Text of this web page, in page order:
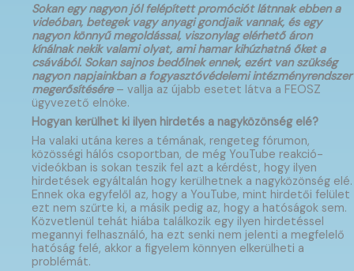
Sokan egy nagyon jól felépített promóciót látnnak ebben a
videóban, betegek vagy anyagi gondjaik vannak, és egy
nagyon könnyű megoldással, viszonylag elérhető áron
kínálnak nekik valami olyat, ami hamar kihúzhatná őket a
csávából. Sokan sajnos bedőlnek ennek, ezért van szükség
nagyon napjainkban a fogyasztóvédelemi intézményrendszer
megerősítésére– vallja az újabb esetet látva a FEOSZ
ügyvezető elnöke.
Hogyan kerülhet ki ilyen hirdetés a nagyközönség elé?
Ha valaki utána keres a témának, rengeteg fórumon,
közösségi hálós csoportban, de még YouTube reakció-
videókban is sokan teszik fel azt a kérdést, hogy ilyen
hirdetések egyáltalán hogy kerülhetnek a nagyközönség elé.
Ennek oka egyfelől az, hogy a YouTube, mint hirdetői felület
ezt nem szűrte ki, a másik pedig az, hogy a hatóságok sem.
Közvetlenül tehát hiába találkozik egy ilyen hirdetéssel
megannyi felhasználó, ha ezt senki nem jelenti a megfelelő
hatóság felé, akkor a figyelem könnyen elkerülheti a
problémát.